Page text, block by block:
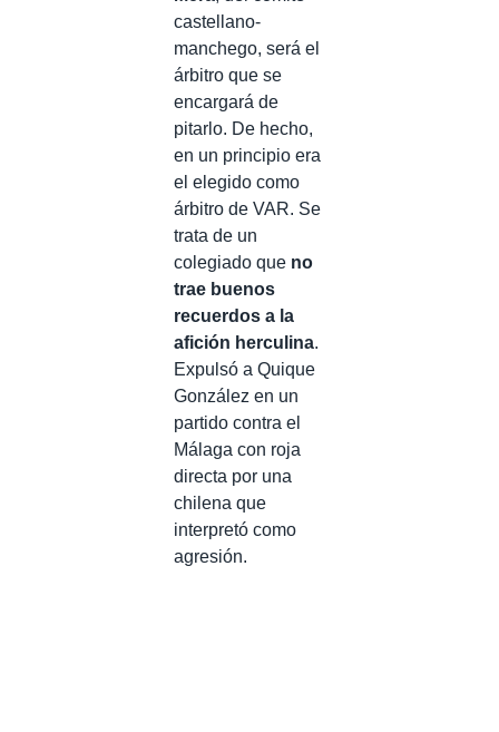
castellano-
manchego, será el
árbitro que se
encargará de
pitarlo. De hecho,
en un principio era
el elegido como
árbitro de VAR. Se
trata de un
colegiado que no
trae buenos
recuerdos a la
afición herculina.
Expulsó a Quique
González en un
partido contra el
Málaga con roja
directa por una
chilena que
interpretó como
agresión.